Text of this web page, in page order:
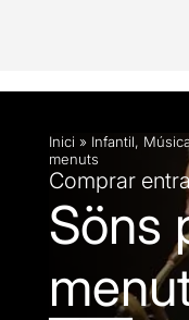
Inici » Infantil,
menuts
Comprar
Söns